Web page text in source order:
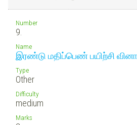
Number
9.
Name
இரண்டு மதிப்பெண் பயிற்சி
Type
Other
Difficulty
medium
Marks